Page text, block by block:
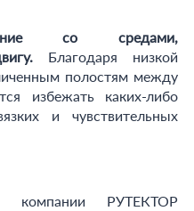
со средами,
Благодаря низкой
полостям между
избежать каких-либо
и чувствительных
компании РУТЕКТОР